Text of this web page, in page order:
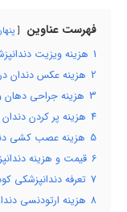
فهرست عناوین
1 هزینه ویزیت
2 هزینه عکس دندان در
3 هزینه جراحی دهان و
4 هزینه پر کردن دندان در
5 هزینه عصب کشی
6 قیمت و هزینه
7 تعرفه دندانپزشکی
8 هزینه ارتودنسی دندان